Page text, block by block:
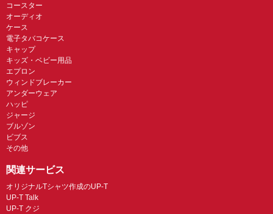
コースター
オーディオ
ケース
電子タバコケース
キャップ
キッズ・ベビー用品
エプロン
ウィンドブレーカー
アンダーウェア
ハッピ
ジャージ
ブルゾン
ビブス
その他
関連サービス
オリジナルTシャツ作成のUP-T
UP-T Talk
UP-T クジ